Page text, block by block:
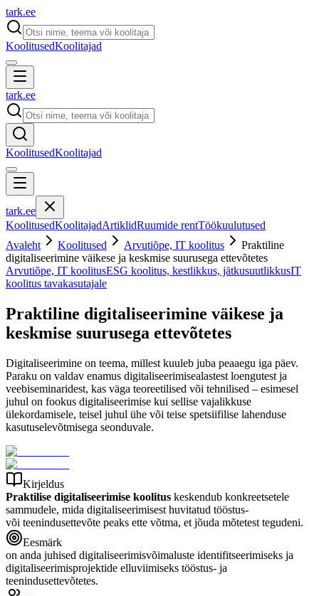
tark.ee
KoolitusedKoolitajad
tark.ee
KoolitusedKoolitajad
tark.ee
KoolitusedKoolitajadArtiklidRuumide rentTöökuulutused
Avaleht
Koolitused Arvutiõpe, IT koolitus
Praktiline
digitaliseerimine väikese ja keskmise suurusega ettevõtetes
Arvutiõpe, IT koolitusESG koolitus, kestlikkus, jätkusuutlikkusIT
koolitus tavakasutajale
Praktiline digitaliseerimine väikese ja
keskmise suurusega ettevõtetes
Digitaliseerimine on teema, millest kuuleb juba peaaegu iga päev.
Paraku on valdav enamus digitaliseerimisealastest loengutest ja
veebiseminaridest, kas väga teoreetilised või tehnilised – esimesel
juhul on fookus digitaliseerimise kui sellise vajalikkuse
ülekordamisele, teisel juhul ühe või teise spetsiifilise lahenduse
kasutuselevõtmisega seonduvale.
Kirjeldus
Praktilise digitaliseerimise koolitus keskendub konkreetsetele
sammudele, mida digitaliseerimisest huvitatud tööstus-
või teenindusettevõte peaks ette võtma, et jõuda mõtetest tegudeni.
Eesmärk
on anda juhised digitaliseerimisvõimaluste identifitseerimiseks ja
digitaliseerimisprojektide elluviimiseks tööstus- ja
teenindusettevõtetes.